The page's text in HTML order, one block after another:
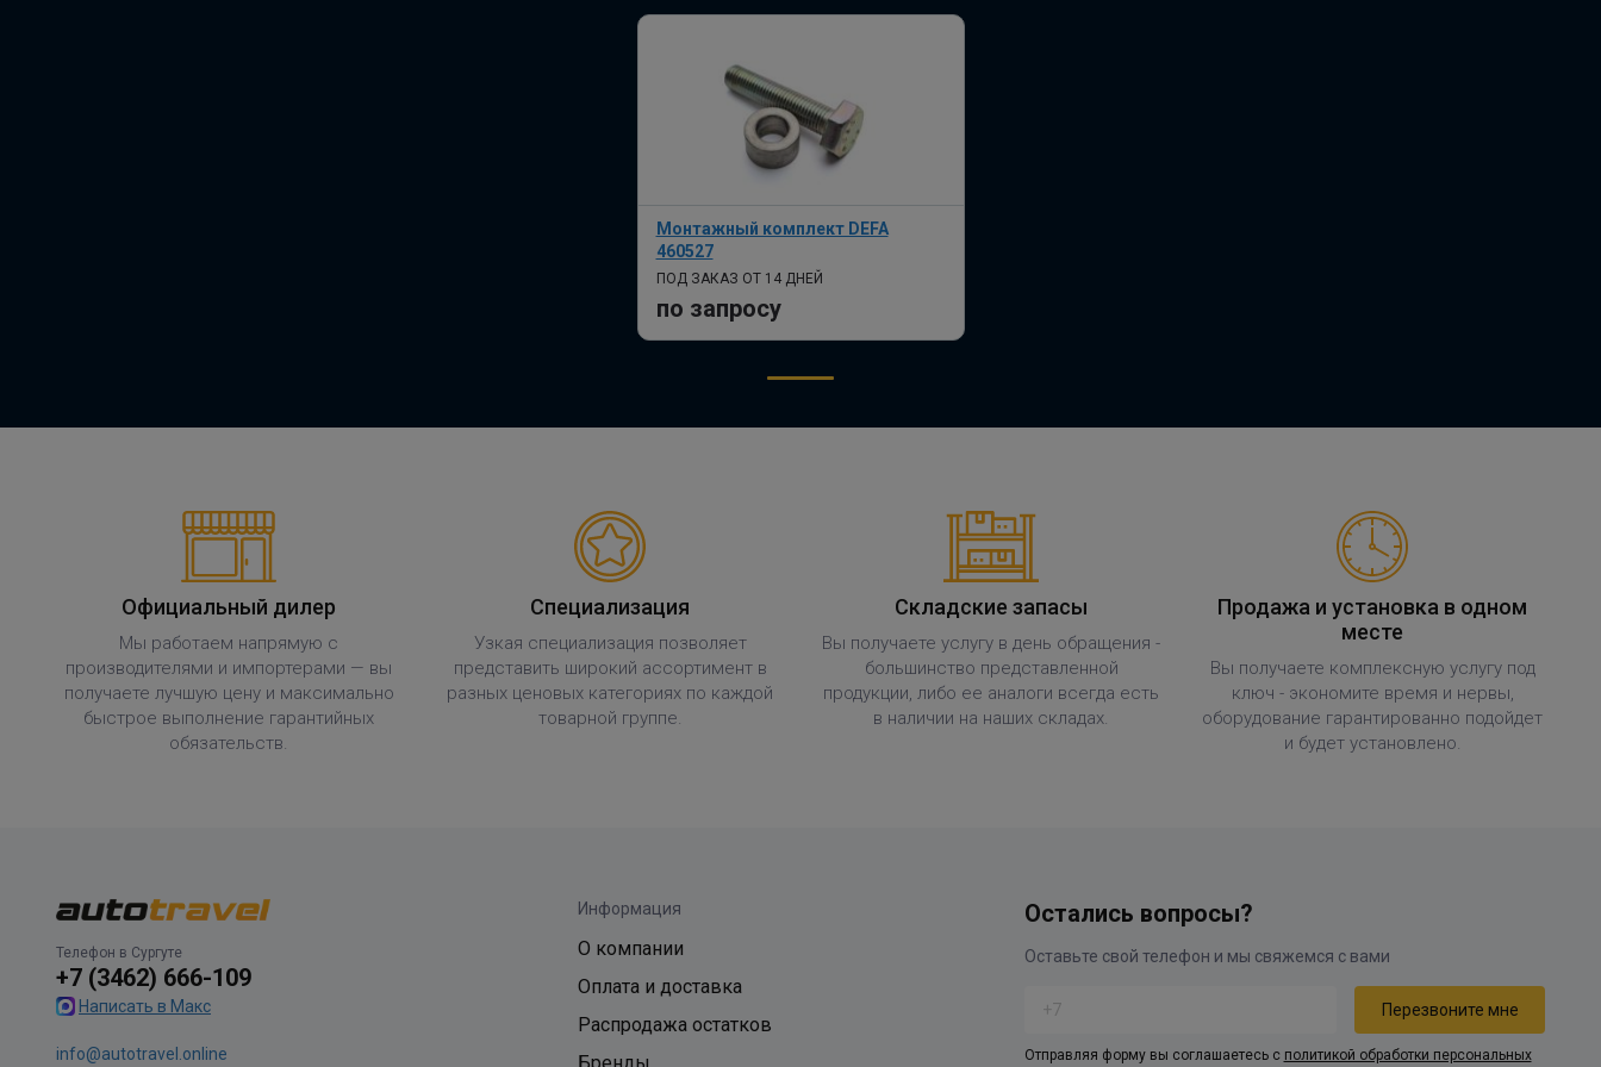
Монтажный комплект DEFA
460527
ПОД ЗАКАЗ ОТ 14 ДНЕЙ
по запросу
Официальный дилер
Мы работаем напрямую с
производителями и импортерами — вы
получаете лучшую цену и максимально
быстрое выполнение гарантийных
обязательств.
Специализация
Узкая специализация позволяет
представить широкий ассортимент в
разных ценовых категориях по каждой
товарной группе.
Складские запасы
Вы получаете услугу в день обращения -
большинство представленной
продукции, либо ее аналоги всегда есть
в наличии на наших складах.
Продажа и установка в одном
месте
Вы получаете комплексную услугу под
ключ - экономите время и нервы,
оборудование гарантированно подойдет
и будет установлено.
Телефон в Сургуте
+7 (3462) 666-109
Написать в Макс
info@autotravel.online
Информация
О компании
Оплата и доставка
Распродажа остатков
Остались вопросы?
Отправляя форму вы соглашаетесь с политикой обработки персональных